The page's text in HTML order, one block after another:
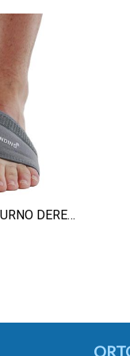
CORRECTOR NOCTURNO DERECHO L